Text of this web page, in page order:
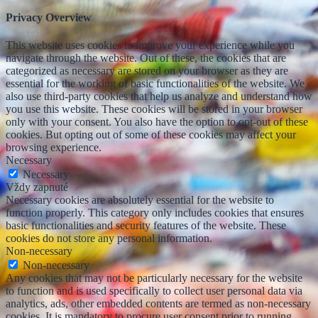
Privacy Overview
This website uses cookies to improve your experience while you
navigate through the website. Out of these, the cookies that are
categorized as necessary are stored on your browser as they are
essential for the working of basic functionalities of the website. We
also use third-party cookies that help us analyze and understand how
you use this website. These cookies will be stored in your browser
only with your consent. You also have the option to opt-out of these
cookies. But opting out of some of these cookies may affect your
browsing experience.
Necessary
Necessary
Vždy zapnuté
Necessary cookies are absolutely essential for the website to
function properly. This category only includes cookies that ensures
basic functionalities and security features of the website. These
cookies do not store any personal information.
Non-necessary
Non-necessary
Any cookies that may not be particularly necessary for the website
to function and is used specifically to collect user personal data via
analytics, ads, other embedded contents are termed as non-necessary